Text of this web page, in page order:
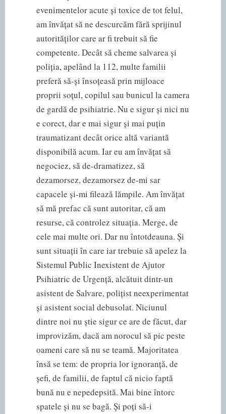
evenimentelor acute și toxice de tot felul,
am învățat să ne descurcăm fără sprijinul
autorităților care ar fi trebuit să fie
competente. Decât să cheme salvarea și
poliția, apelând la 112, multe familii
preferă să-și însoțeasă prin mijloace
proprii soțul, copilul sau bunicul la camera
de gardă de psihiatrie. Nu e sigur și nici nu
e corect, dar e mai sigur și mai puțin
traumatizant decât orice altă variantă
disponibilă acum. Iar eu am învățat să
negociez, să de-dramatizez, să
dezamorsez, dezamorsez de-mi sar
capacele și-mi filează lămpile. Am învățat
să mă prefac că sunt autoritar, că am
resurse, că controlez situația. Merge, de
cele mai multe ori. Dar nu întotdeauna. Și
sunt situații în care iar trebuie să apelez la
Sistemul Public Inexistent de Ajutor
Psihiatric de Urgență, alcătuit dintr-un
asistent de Salvare, polițist neexperimentat
și asistent social debusolat. Niciunul
dintre noi nu știe sigur ce are de făcut, dar
improvizăm, dacă am norocul să pic peste
oameni care să nu se teamă. Majoritatea
însă se tem: de propria lor ignoranță, de
șefi, de familii, de faptul că nicio faptă
bună nu e nepedepsită. Mai bine întorc
spatele și nu se bagă. Și poți să-i